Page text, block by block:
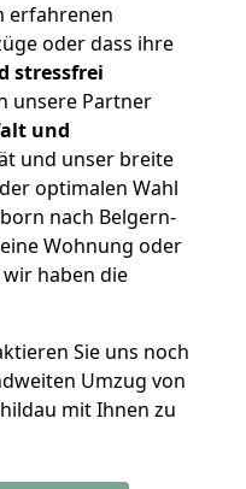
erfahrenen
oder dass ihre
stressfrei
unsere Partner
und
und unser breite
optimalen Wahl
nach Belgern-
Wohnung oder
haben die
Sie uns noch
Umzug von
mit Ihnen zu